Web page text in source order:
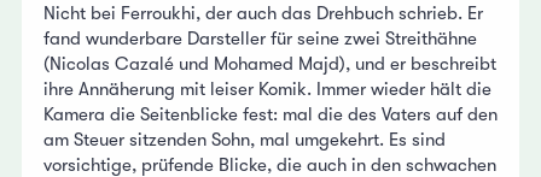
Nicht bei Ferroukhi, der auch das Drehbuch schrieb. Er
fand wunderbare Darsteller für seine zwei Streithähne
(Nicolas Cazalé und Mohamed Majd), und er beschreibt
ihre Annäherung mit leiser Komik. Immer wieder hält die
Kamera die Seitenblicke fest: mal die des Vaters auf den
am Steuer sitzenden Sohn, mal umgekehrt. Es sind
vorsichtige, prüfende Blicke, die auch in den schwachen